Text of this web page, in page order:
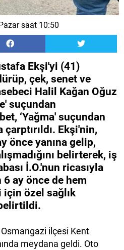
saat 10:50
Ekşi'yi (41)
çek, senet ve
Halil Kağan Oğuz
suçundan
‘Yağma' suçundan
çarptırıldı. Ekşi'nin,
önce yanına gelip,
belirterek, iş
İ.O.'nun ricasıyla
6 ay önce de hem
özel sağlık
ilçesi Kent
meydana geldi. Oto